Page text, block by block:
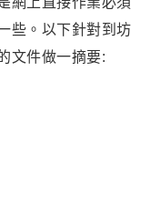
些。以下針對到坊
文件做一摘要: